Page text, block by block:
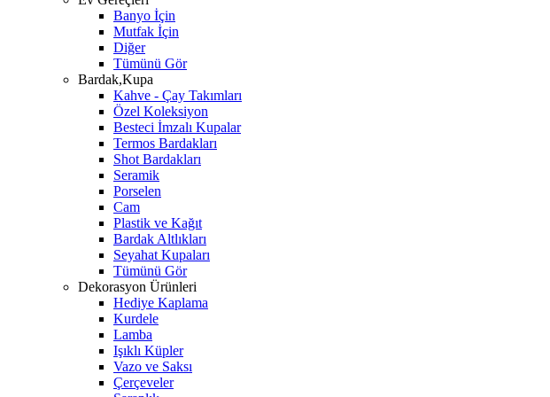
Banyo İçin
Mutfak İçin
Diğer
Tümünü Gör
Bardak,Kupa
Kahve - Çay Takımları
Özel Koleksiyon
Besteci İmzalı Kupalar
Termos Bardakları
Shot Bardakları
Seramik
Porselen
Cam
Plastik ve Kağıt
Bardak Altlıkları
Seyahat Kupaları
Tümünü Gör
Dekorasyon Ürünleri
Hediye Kaplama
Kurdele
Lamba
Işıklı Küpler
Vazo ve Saksı
Çerçeveler